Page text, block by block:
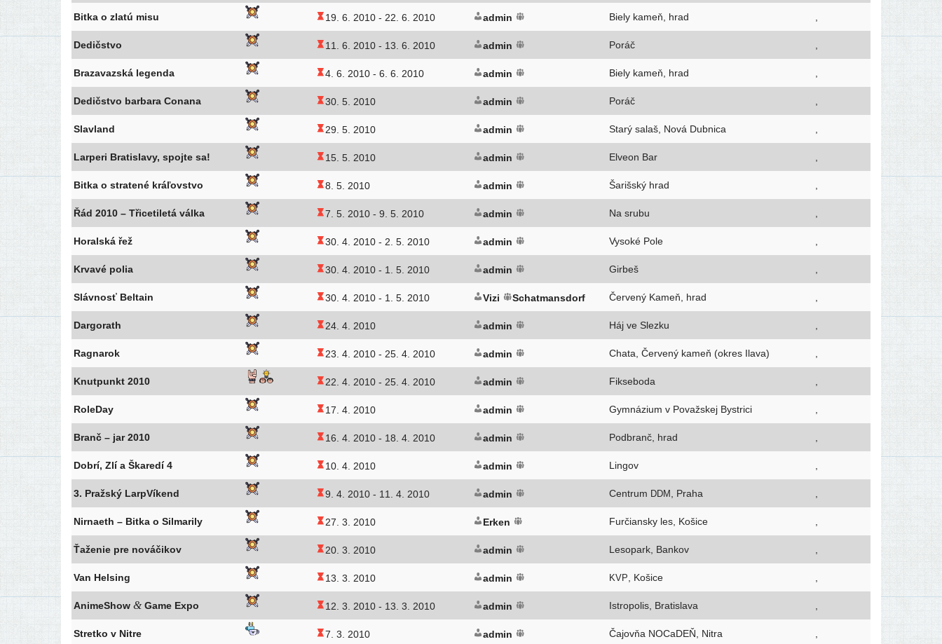
Bitka o zla­tú misu 19. 6. 2010 - 22. 6. 2010 admin Biely kameň, hrad
Dedičstvo 11. 6. 2010 - 13. 6. 2010 admin Poráč
Brazavazská legen­da 4. 6. 2010 - 6. 6. 2010 admin Biely kameň, hrad
Dedičstvo bar­ba­ra Conana 30. 5. 2010 admin Poráč
Slavland 29. 5. 2010 admin Starý salaš, Nová Dubnica
Larperi Bratislavy, spoj­te sa! 15. 5. 2010 admin Elveon Bar
Bitka o stra­te­né kráľovstvo 8. 5. 2010 admin Šarišský hrad
Řád 2010 – Třicetiletá válka 7. 5. 2010 - 9. 5. 2010 admin Na srubu
Horalská řež 30. 4. 2010 - 2. 5. 2010 admin Vysoké Pole
Krvavé polia 30. 4. 2010 - 1. 5. 2010 admin Girbeš
Slávnosť Beltain 30. 4. 2010 - 1. 5. 2010 Vizi Schatmansdorf Červený Kameň, hrad
Dargorath 24. 4. 2010 admin Háj ve Slezku
Ragnarok 23. 4. 2010 - 25. 4. 2010 admin Chata, Červený kameň (okres Ilava)
Knutpunkt 2010 22. 4. 2010 - 25. 4. 2010 admin Fikseboda
RoleDay 17. 4. 2010 admin Gymnázium v Považskej Bystrici
Branč – jar 2010 16. 4. 2010 - 18. 4. 2010 admin Podbranč, hrad
Dobrí, Zlí a Škaredí 4 10. 4. 2010 admin Lingov
3. Pražský LarpVíkend 9. 4. 2010 - 11. 4. 2010 admin Centrum DDM , Praha
Nirnaeth – Bitka o Silmarily 27. 3. 2010 Erken Furčiansky les, Košice
Ťaženie pre nováčikov 20. 3. 2010 admin Lesopark, Bankov
Van Helsing 13. 3. 2010 admin KVP , Košice
AnimeShow &Game Expo 12. 3. 2010 - 13. 3. 2010 admin Istropolis, Bratislava
Stretko v Nitre 7. 3. 2010 admin Čajovňa NOCaDEŇ, Nitra